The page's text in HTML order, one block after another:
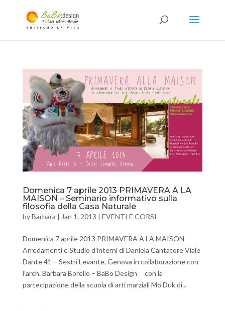
Domenica 7 aprile 2013 PRIMAVERA A LA
MAISON – Seminario informativo sulla
filosofia della Casa Naturale
byBarbara | Jan 1, 2013 | EVENTI E CORSI
Domenica 7 aprile 2013 PRIMAVERA A LA MAISON
Arredamenti e Studio d’interni di Daniela Cantatore Viale
Dante 41 – Sestri Levante, Genova in collaborazione con
l’arch. Barbara Borello – BaBo Design con la
partecipazione della scuola di arti marziali Mo Duk di...